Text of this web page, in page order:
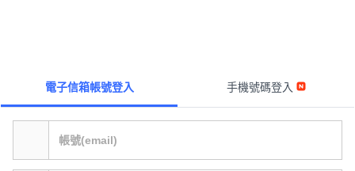
電子信箱帳號登入 手機號碼登入